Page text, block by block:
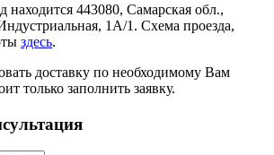
находится 443080, Самарская обл.,
1А/1. Схема проезда,
здесь.
доставку по необходимому Вам
только заполнить заявку.